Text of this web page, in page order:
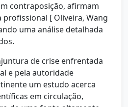
contraposição, afirmam
profissional [ Oliveira, Wang
uma análise detalhada
de crise enfrentada
e pela autoridade
um estudo acerca
em circulação,